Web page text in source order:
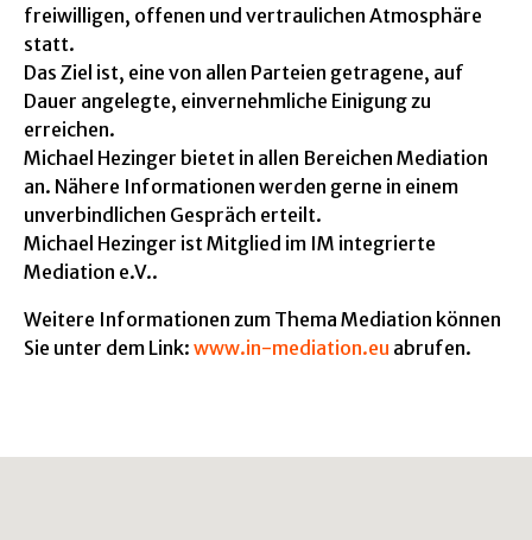
freiwilligen, offenen und vertraulichen Atmosphäre
statt.
Das Ziel ist, eine von allen Parteien getragene, auf
Dauer angelegte, einvernehmliche Einigung zu
erreichen.
Michael Hezinger bietet in allen Bereichen Mediation
an. Nähere Informationen werden gerne in einem
unverbindlichen Gespräch erteilt.
Michael Hezinger ist Mitglied im IM integrierte
Mediation e.V..
Weitere Informationen zum Thema Mediation können
Sie unter dem Link: www.in-mediation.eu abrufen.